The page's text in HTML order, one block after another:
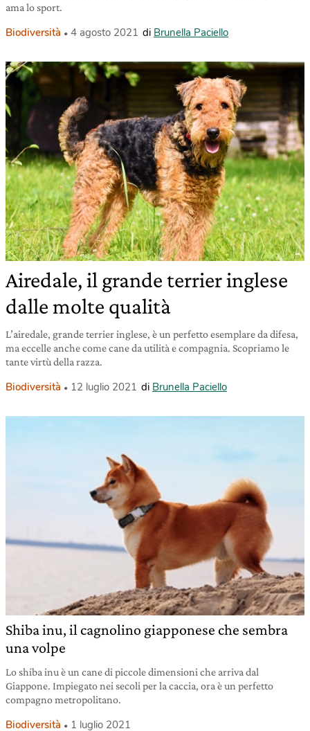
ama lo sport.
Biodiversità 4 agosto 2021 di Brunella Paciello
Airedale, il grande terrier inglese
dalle molte qualità
L’airedale, grande terrier inglese, è un perfetto esemplare da difesa,
ma eccelle anche come cane da utilità e compagnia. Scopriamo le
tante virtù della razza.
Biodiversità 12 luglio 2021 di Brunella Paciello
Shiba inu, il cagnolino giapponese che sembra
una volpe
Lo shiba inu è un cane di piccole dimensioni che arriva dal
Giappone. Impiegato nei secoli per la caccia, ora è un perfetto
compagno metropolitano.
Biodiversità 1 luglio 2021